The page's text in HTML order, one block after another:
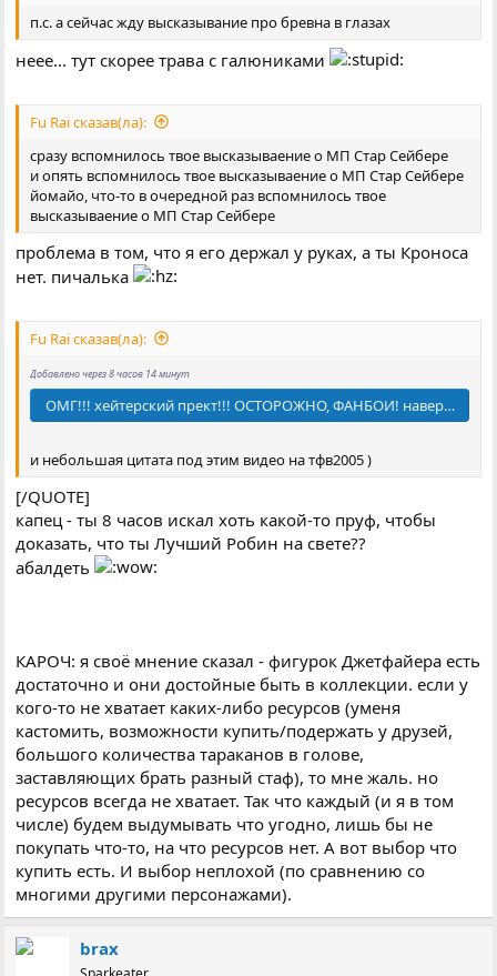
п.с. а сейчас жду высказывание про бревна в глазах
неее... тут скорее трава с галюниками
Fu Rai сказав(ла):
сразу вспомнилось твое высказываение о МП Стар Сейбере
и опять вспомнилось твое высказываение о МП Стар Сейбере
йомайо, что-то в очередной раз вспомнилось твое
высказываение о МП Стар Сейбере
проблема в том, что я его держал у руках, а ты Кроноса
нет. пичалька
Fu Rai сказав(ла):
Добавлено через 8 часов 14 минут
ОМГ!!! хейтерский прект!!! ОСТОРОЖНО, ФАНБОИ! наверное это
и небольшая цитата под этим видео на тфв2005 )
[/QUOTE]
капец - ты 8 часов искал хоть какой-то пруф, чтобы
доказать, что ты Лучший Робин на свете??
абалдеть
КАРОЧ: я своё мнение сказал - фигурок Джетфайера есть
достаточно и они достойные быть в коллекции. если у
кого-то не хватает каких-либо ресурсов (уменя
кастомить, возможности купить/подержать у друзей,
большого количества тараканов в голове,
заставляющих брать разный стаф), то мне жаль. но
ресурсов всегда не хватает. Так что каждый (и я в том
числе) будем выдумывать что угодно, лишь бы не
покупать что-то, на что ресурсов нет. А вот выбор что
купить есть. И выбор неплохой (по сравнению со
многими другими персонажами).
brax